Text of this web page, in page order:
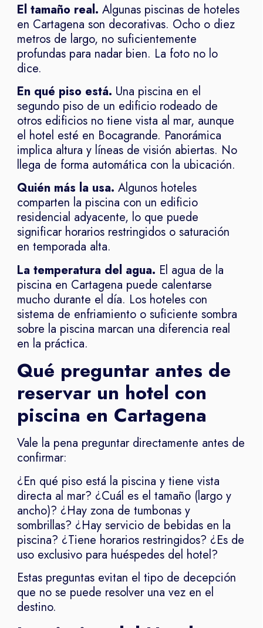
El tamaño real. Algunas piscinas de hoteles
en Cartagena son decorativas. Ocho o diez
metros de largo, no suficientemente
profundas para nadar bien. La foto no lo
dice.
En qué piso está. Una piscina en el
segundo piso de un edificio rodeado de
otros edificios no tiene vista al mar, aunque
el hotel esté en Bocagrande. Panorámica
implica altura y líneas de visión abiertas. No
llega de forma automática con la ubicación.
Quién más la usa. Algunos hoteles
comparten la piscina con un edificio
residencial adyacente, lo que puede
significar horarios restringidos o saturación
en temporada alta.
La temperatura del agua. El agua de la
piscina en Cartagena puede calentarse
mucho durante el día. Los hoteles con
sistema de enfriamiento o suficiente sombra
sobre la piscina marcan una diferencia real
en la práctica.
Qué preguntar antes de
reservar un hotel con
piscina en Cartagena
Vale la pena preguntar directamente antes de
confirmar:
¿En qué piso está la piscina y tiene vista
directa al mar? ¿Cuál es el tamaño (largo y
ancho)? ¿Hay zona de tumbonas y
sombrillas? ¿Hay servicio de bebidas en la
piscina? ¿Tiene horarios restringidos? ¿Es de
uso exclusivo para huéspedes del hotel?
Estas preguntas evitan el tipo de decepción
que no se puede resolver una vez en el
destino.